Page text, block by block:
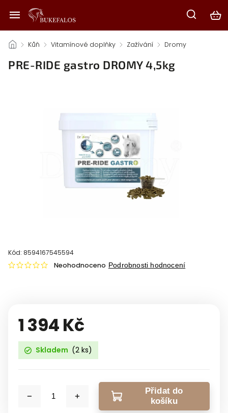
/ Kůň / Vitamínové doplňky / Zažívání / Dromy
PRE-RIDE gastro DROMY 4,5kg
Kód: 8594167545594
Neohodnoceno Podrobnosti hodnocení
1 394 Kč
Skladem (2 ks)
Přidat do
košíku